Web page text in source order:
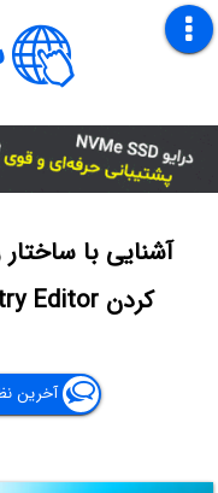
آشنایی با
کردن Registry Editor و ایجاد تغییر در آن
آخرین